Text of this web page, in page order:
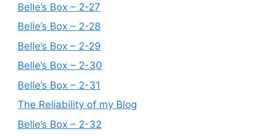
Belle’s Box – 2-27
Belle’s Box – 2-28
Belle’s Box – 2-29
Belle’s Box – 2-30
Belle’s Box – 2-31
The Reliability of my Blog
Belle’s Box – 2-32